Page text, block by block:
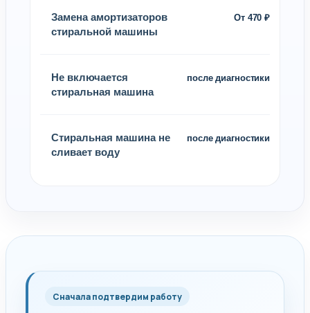
Замена амортизаторов
стиральной машины
От 470 ₽
Не включается
стиральная машина
после диагностики
Стиральная машина не
сливает воду
после диагностики
Сначала подтвердим работу